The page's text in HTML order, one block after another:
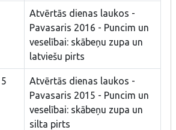
Atvērtās dienas laukos -
Pavasaris 2016 - Puncim un
veselībai: skābeņu zupa un
latviešu pirts
Atvērtās dienas laukos -
Pavasaris 2015 - Puncim un
veselībai: skābeņu zupa un
silta pirts